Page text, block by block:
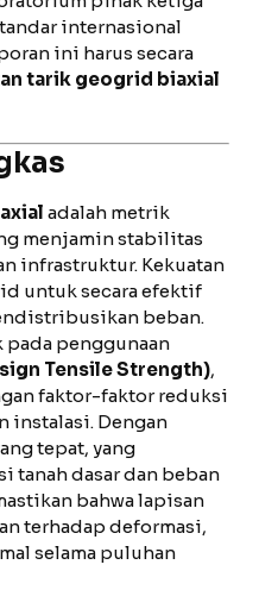
internasional
ini harus secara
tarik geogrid biaxial
adalah metrik
menjamin stabilitas
infrastruktur. Kekuatan
untuk secara efektif
beban.
penggunaan
Tensile Strength),
faktor-faktor reduksi
instalasi. Dengan
tepat, yang
tanah dasar dan beban
bahwa lapisan
terhadap deformasi,
selama puluhan